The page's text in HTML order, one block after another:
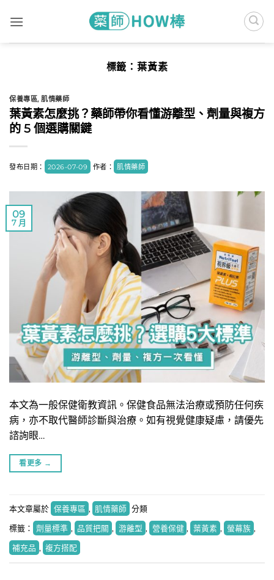
標籤： 葉黃素
保養專區,肌情藥師
葉黃素怎麼挑？藥師帶你看懂游離型、劑量與複方
的 5 個選購關鍵
發布日期： 2026-07-09 作者： 肌情藥師
09
7 月
本文為一般保健衛教資訊。保健食品無法治療或預防任何疾
病，亦不取代醫師診斷與治療。如有視覺健康疑慮，請優先
諮詢眼…
看更多 →
本文章屬於 保養專區 , 肌情藥師 分類
標籤： 劑量標準 , 品質把關 , 游離型 , 營養保健 , 葉黃素 , 螢幕族 ,
補充品 , 複方搭配